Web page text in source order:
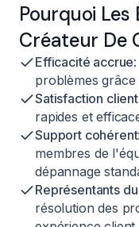
Pourquoi
Créateur De
Efficacité accrue
problèmes
Satisfaction
rapides et
Support cohérent
membres de
dépannage
Représentants
résolution des